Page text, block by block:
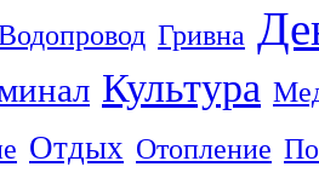
Гривна
Культура
Отдых Отопление